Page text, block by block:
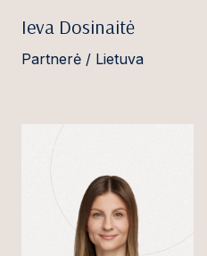
Ieva Dosinaitė
Partnerė / Lietuva